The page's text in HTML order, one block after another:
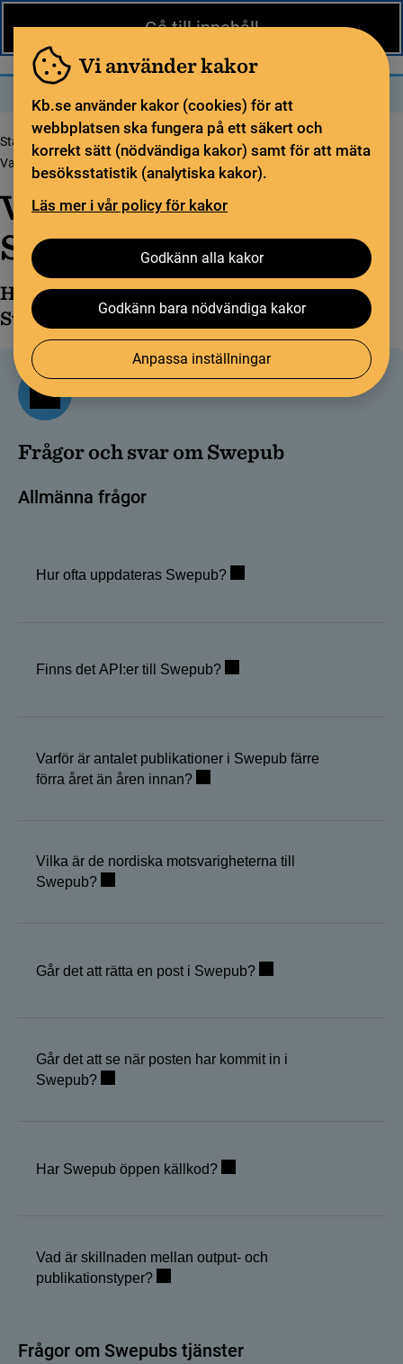
Gå till innehåll
Vi använder kakor
Kb.se använder kakor (cookies) för att
webbplatsen ska fungera på ett säkert och
korrekt sätt (nödvändiga kakor) samt för att mäta
besöksstatistik (analytiska kakor).
Läs mer i vår policy för kakor
Godkänn alla kakor
Godkänn bara nödvändiga kakor
Anpassa inställningar
Startsida Tjänster och verktyg
Arbeta med Swepub
Vanliga frågor om Swepub
Vanliga frågor om
Swepub
Här hittar du frågor som ofta ställs om
Swepub och svar till dem.
Frågor och svar om Swepub
Allmänna frågor
Hur ofta uppdateras Swepub?
Finns det API:er till Swepub?
Varför är antalet publikationer i Swepub färre
förra året än åren innan?
Vilka är de nordiska motsvarigheterna till
Swepub?
Går det att rätta en post i Swepub?
Går det att se när posten har kommit in i
Swepub?
Har Swepub öppen källkod?
Vad är skillnaden mellan output- och
publikationstyper?
Frågor om Swepubs tjänster